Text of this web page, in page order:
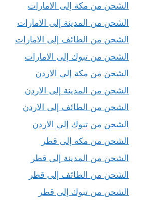
الشحن من مكة إلى الامارات
الشحن من المدينة إلى الامارات
الشحن من الطائف إلى الامارات
الشحن من تبوك إلى الامارات
الشحن من مكة إلى الاردن
الشحن من المدينة إلى الاردن
الشحن من الطائف إلى الاردن
الشحن من تبوك إلى الاردن
الشحن من مكة إلى قطر
الشحن من المدينة إلى قطر
الشحن من الطائف إلى قطر
الشحن من تبوك إلى قطر